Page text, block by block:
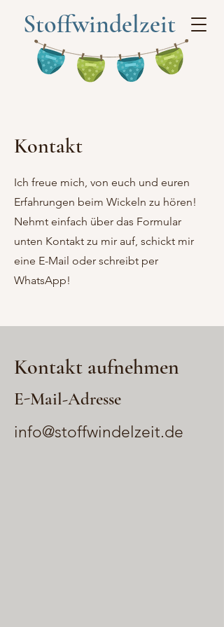
Stoffwindelzeit
Kontakt
Ich freue mich, von euch und euren
Erfahrungen beim Wickeln zu hören!
Nehmt einfach über das Formular
unten Kontakt zu mir auf, schickt mir
eine E-Mail oder schreibt per
WhatsApp!
Kontakt aufnehmen
E-Mail-Adresse
info@stoffwindelzeit.de